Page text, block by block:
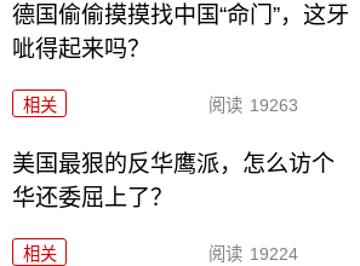
德国偷偷摸摸找中国“命门”，这牙
呲得起来吗？
相关 阅读 19263
美国最狠的反华鹰派，怎么访个
华还委屈上了？
相关 阅读 19224